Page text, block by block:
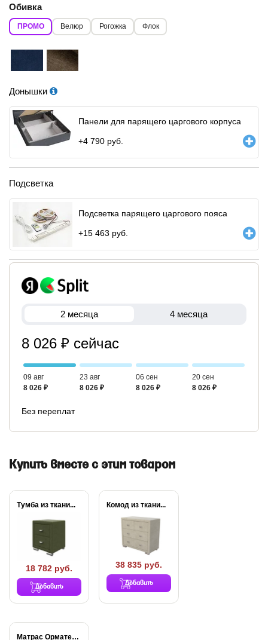
Обивка
ПРОМО Велюр Рогожка Флок
Донышки
Панели для парящего царгового корпуса
+4 790 руб.
Подсветка
Подсветка парящего царгового пояса
+15 463 руб.
2 месяца 4 месяца
8 026 ₽ сейчас
09 авг
8 026 ₽
23 авг
8 026 ₽
06 сен
8 026 ₽
20 сен
8 026 ₽
Без переплат
Купить вместе с этим товаром
Тумба из ткани...
18 782 руб.
Добавить
Комод из ткани...
38 835 руб.
Добавить
Матрас Орматек МИА...